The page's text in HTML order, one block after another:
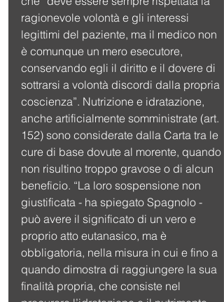
ragionevole volontà e gli interessi
legittimi del paziente, ma il medico non
è comunque un mero esecutore,
conservando egli il diritto e il dovere di
sottrarsi a volontà discordi dalla propria
coscienza”. Nutrizione e idratazione,
anche artificialmente somministrate (art.
152) sono considerate dalla Carta tra le
cure di base dovute al morente, quando
non risultino troppo gravose o di alcun
beneficio. “La loro sospensione non
giustificata - ha spiegato Spagnolo -
può avere il significato di un vero e
proprio atto eutanasico, ma è
obbligatoria, nella misura in cui e fino a
quando dimostra di raggiungere la sua
finalità propria, che consiste nel